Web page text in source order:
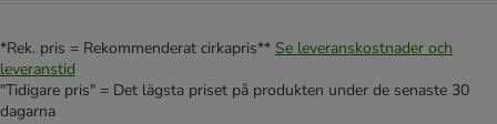
*Rek. pris = Rekommenderat cirkapris** Se leveranskostnader och
leveranstid
"Tidigare pris" = Det lägsta priset på produkten under de senaste 30
dagarna